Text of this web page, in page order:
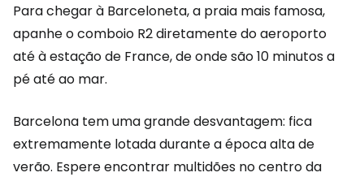
Para chegar à Barceloneta, a praia mais famosa,
apanhe o comboio R2 diretamente do aeroporto
até à estação de France, de onde são 10 minutos a
pé até ao mar.
Barcelona tem uma grande desvantagem: fica
extremamente lotada durante a época alta de
verão. Espere encontrar multidões no centro da